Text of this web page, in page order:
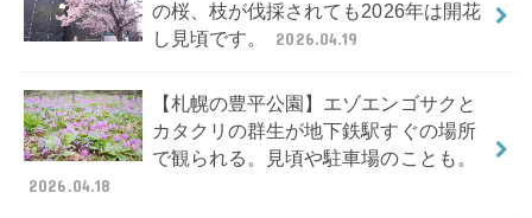
の桜、枝が伐採されても2026年は開花
し見頃です。
2026.04.19
【札幌の豊平公園】エゾエンゴサクと
カタクリの群生が地下鉄駅すぐの場所
で観られる。見頃や駐車場のことも。
2026.04.18